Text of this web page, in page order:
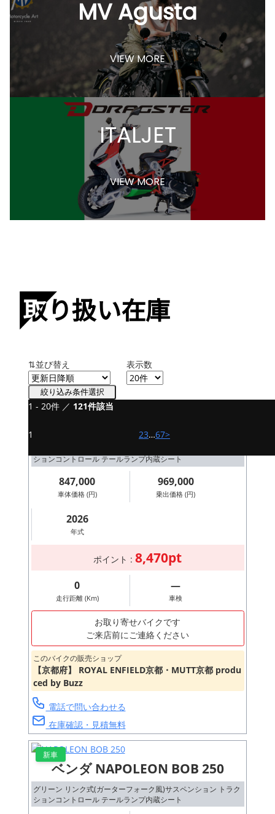
MV Agusta
VIEW MORE
ITALJET
VIEW MORE
取り扱い在庫
⇅並び替え 表示数
絞り込み条件選択
1 - 20件 ／ 121件該当
1 23…67>
新車
ベンダ NAPOLEON BOB 250
ションコントロール テールランプ内蔵シート
847,000
車体価格 (円)
969,000
乗出価格 (円)
2026
年式
ポイント : 8,470pt
0
走行距離 (Km)
―
車検
お取り寄せバイクです
ご来店前にご連絡ください
このバイクの販売ショップ
【京都府】 ROYAL ENFIELD京都・MUTT京都 produ
ced by Buzz
電話で問い合わせる
在庫確認・見積無料
新車
ベンダ NAPOLEON BOB 250
グリーン リンク式(ガーターフォーク風)サスペンション トラク
ションコントロール テールランプ内蔵シート